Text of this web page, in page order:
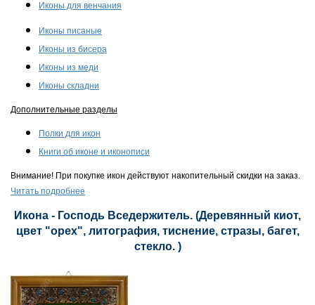
Иконы для венчания
Иконы писаные
Иконы из бисера
Иконы из меди
Иконы складни
Дополнительные разделы
Полки для икон
Книги об иконе и иконописи
Внимание! При покупке икон действуют накопительный скидки на заказ.
Читать подробнее
Икона - Господь Вседержитель. (Деревянный киот,
цвет "орех", литография, тиснение, стразы, багет,
стекло. )